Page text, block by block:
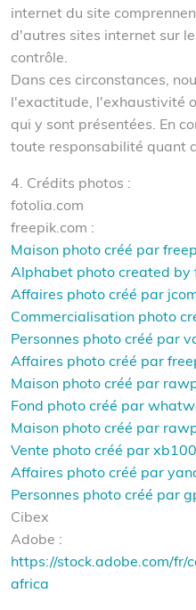
internet du site
d'autres sites internet sur
contrôle.
Dans ces circonstances,
l'exactitude, l'exhaustivité
qui y sont présentées. En
toute responsabilité quant
4. Crédits photos :
fotolia.com
freepik.com :
Maison photo créé par
Alphabet photo created by
Affaires photo créé par
Commercialisation photo
Personnes photo créé par
Affaires photo créé par
Maison photo créé par
Fond photo créé par
Maison photo créé par
Vente photo créé par
Affaires photo créé par
Personnes photo créé par
Cibex
Adobe :
https://stock.adobe.com/
africa